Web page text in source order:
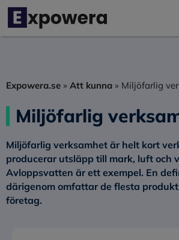
Hoppa
innehåll
Expowera.se » Att kunna » Miljöfarlig
Miljöfarlig
Miljöfarlig verksamhet är helt kort
producerar utsläpp till mark, luft och
Avloppsvatten är ett exempel. En
därigenom omfattar de flesta
företag.